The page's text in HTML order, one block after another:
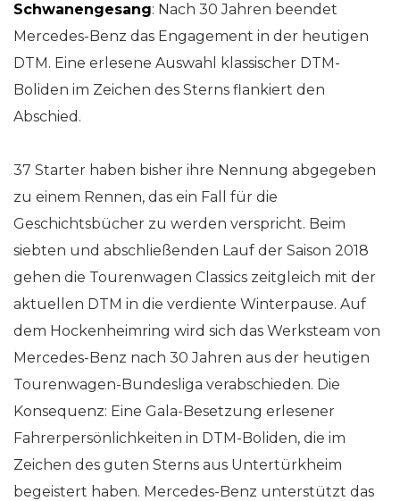
Schwanengesang: Nach 30 Jahren beendet
Mercedes-Benz das Engagement in der heutigen
DTM. Eine erlesene Auswahl klassischer DTM-
Boliden im Zeichen des Sterns flankiert den
Abschied.
37 Starter haben bisher ihre Nennung abgegeben
zu einem Rennen, das ein Fall für die
Geschichtsbücher zu werden verspricht. Beim
siebten und abschließenden Lauf der Saison 2018
gehen die Tourenwagen Classics zeitgleich mit der
aktuellen DTM in die verdiente Winterpause. Auf
dem Hockenheimring wird sich das Werksteam von
Mercedes-Benz nach 30 Jahren aus der heutigen
Tourenwagen-Bundesliga verabschieden. Die
Konsequenz: Eine Gala-Besetzung erlesener
Fahrerpersönlichkeiten in DTM-Boliden, die im
Zeichen des guten Sterns aus Untertürkheim
begeistert haben. Mercedes-Benz unterstützt das